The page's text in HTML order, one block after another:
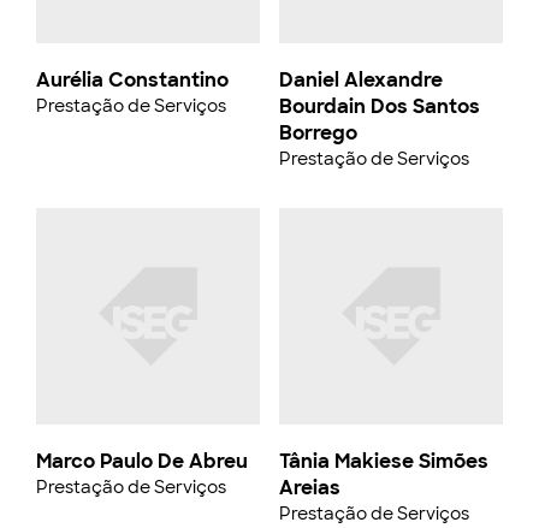
Aurélia Constantino
Prestação de Serviços
Marco Paulo De Abreu
Prestação de Serviços
Daniel Alexandre
Bourdain Dos Santos
Borrego
Prestação de Serviços
Tânia Makiese Simões
Areias
Prestação de Serviços